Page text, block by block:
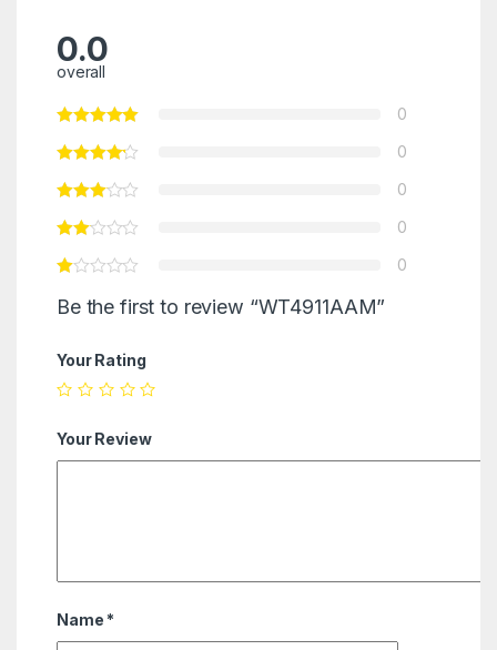
0.0
overall
0
0
0
0
0
Be the first to review “WT4911AAM”
Your Rating
Your Review
Name *